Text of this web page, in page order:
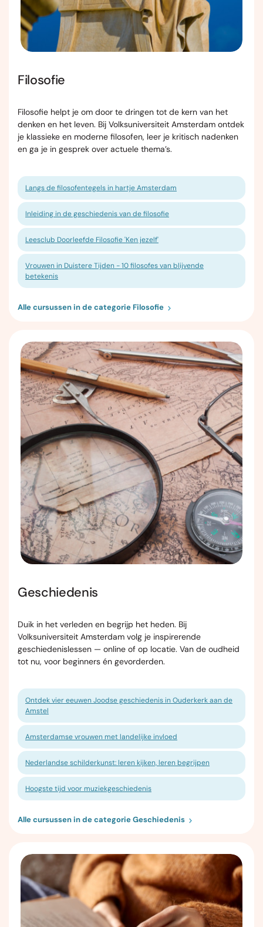
Filosofie
Filosofie helpt je om door te dringen tot de kern van het
denken en het leven. Bij Volksuniversiteit Amsterdam ontdek
je klassieke en moderne filosofen, leer je kritisch nadenken
en ga je in gesprek over actuele thema’s.
Langs de filosofentegels in hartje Amsterdam
Inleiding in de geschiedenis van de filosofie
Leesclub Doorleefde Filosofie 'Ken jezelf'
Vrouwen in Duistere Tijden - 10 filosofes van blijvende
betekenis
Alle cursussen in de categorie Filosofie
Geschiedenis
Duik in het verleden en begrijp het heden. Bij
Volksuniversiteit Amsterdam volg je inspirerende
geschiedenislessen — online of op locatie. Van de oudheid
tot nu, voor beginners én gevorderden.
Ontdek vier eeuwen Joodse geschiedenis in Ouderkerk aan de
Amstel
Amsterdamse vrouwen met landelijke invloed
Nederlandse schilderkunst: leren kijken, leren begrijpen
Hoogste tijd voor muziekgeschiedenis
Alle cursussen in de categorie Geschiedenis